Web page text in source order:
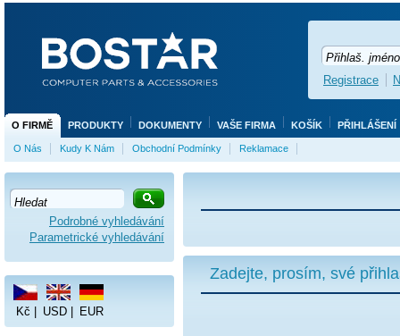
Zadejte, prosím, své
Podrobné vyhledávání
Parametrické vyhledávání
Kč USD EUR
O FIRMĚ PRODUKTY DOKUMENTY VAŠE FIRMA KOŠÍK PŘIHLÁŠENÍ
O Nás Kudy K Nám Obchodní Podmínky Reklamace
Registrace